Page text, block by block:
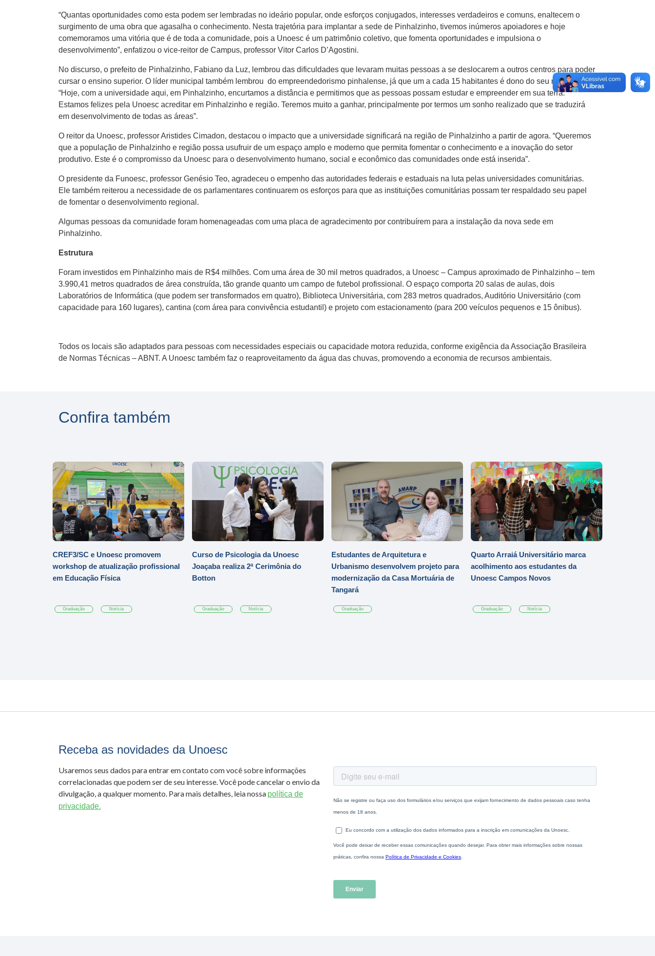
“Quantas oportunidades como esta podem ser lembradas no ideário popular, onde esforços conjugados, interesses verdadeiros e comuns, enaltecem o
surgimento de uma obra que agasalha o conhecimento. Nesta trajetória para implantar a sede de Pinhalzinho, tivemos inúmeros apoiadores e hoje
comemoramos uma vitória que é de toda a comunidade, pois a Unoesc é um patrimônio coletivo, que fomenta oportunidades e impulsiona o
desenvolvimento”, enfatizou o vice-reitor de Campus, professor Vitor Carlos D’Agostini.
No discurso, o prefeito de Pinhalzinho, Fabiano da Luz, lembrou das dificuldades que levaram muitas pessoas a se deslocarem a outros centros para poder
cursar o ensino superior. O líder municipal também lembrou do empreendedorismo pinhalense, já que um a cada 15 habitantes é dono do seu negócio.
“Hoje, com a universidade aqui, em Pinhalzinho, encurtamos a distância e permitimos que as pessoas possam estudar e empreender em sua terra.
Estamos felizes pela Unoesc acreditar em Pinhalzinho e região. Teremos muito a ganhar, principalmente por termos um sonho realizado que se traduzirá
em desenvolvimento de todas as áreas”.
O reitor da Unoesc, professor Aristides Cimadon, destacou o impacto que a universidade significará na região de Pinhalzinho a partir de agora. “Queremos
que a população de Pinhalzinho e região possa usufruir de um espaço amplo e moderno que permita fomentar o conhecimento e a inovação do setor
produtivo. Este é o compromisso da Unoesc para o desenvolvimento humano, social e econômico das comunidades onde está inserida”.
O presidente da Funoesc, professor Genésio Teo, agradeceu o empenho das autoridades federais e estaduais na luta pelas universidades comunitárias.
Ele também reiterou a necessidade de os parlamentares continuarem os esforços para que as instituições comunitárias possam ter respaldado seu papel
de fomentar o desenvolvimento regional.
Algumas pessoas da comunidade foram homenageadas com uma placa de agradecimento por contribuírem para a instalação da nova sede em
Pinhalzinho.
Estrutura
Foram investidos em Pinhalzinho mais de R$4 milhões. Com uma área de 30 mil metros quadrados, a Unoesc – Campus aproximado de Pinhalzinho – tem
3.990,41 metros quadrados de área construída, tão grande quanto um campo de futebol profissional. O espaço comporta 20 salas de aulas, dois
Laboratórios de Informática (que podem ser transformados em quatro), Biblioteca Universitária, com 283 metros quadrados, Auditório Universitário (com
capacidade para 160 lugares), cantina (com área para convivência estudantil) e projeto com estacionamento (para 200 veículos pequenos e 15 ônibus).
Todos os locais são adaptados para pessoas com necessidades especiais ou capacidade motora reduzida, conforme exigência da Associação Brasileira
de Normas Técnicas – ABNT. A Unoesc também faz o reaproveitamento da água das chuvas, promovendo a economia de recursos ambientais.
Confira também
CREF3/SC e Unoesc promovem
workshop de atualização profissional
em Educação Física
Graduação Notícia
Curso de Psicologia da Unoesc
Joaçaba realiza 2ª Cerimônia do
Botton
Graduação Notícia
Estudantes de Arquitetura e
Urbanismo desenvolvem projeto para
modernização da Casa Mortuária de
Tangará
Graduação
Quarto Arraiá Universitário marca
acolhimento aos estudantes da
Unoesc Campos Novos
Graduação Notícia
Receba as novidades da Unoesc
Usaremos seus dados para entrar em contato com você sobre informações
correlacionadas que podem ser de seu interesse. Você pode cancelar o envio da
divulgação, a qualquer momento. Para mais detalhes, leia nossa política de
privacidade.